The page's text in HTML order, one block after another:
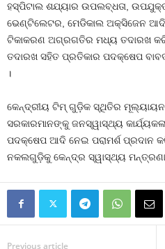
ହସ୍ପିଟାଲ ଶଯ୍ୟାର ଉପଲବ୍ଧତା,
ଭେଣ୍ଟିଲେଟର, ମେଡିକାଲ ଅକ୍ସିଜେନ
ଟିକାକରଣ ଅଗ୍ରଗତିର ମଧ୍ୟ ତଦାରଖ
ତଦାରଖ ସହିତ ପ୍ରତିକାର ପଦକ୍ଷେପ
।
କେନ୍ଦ୍ରୀୟ ଟିମ୍ ଗୁଡ଼ିକ ସ୍ଥିତିର ମୂଲ୍ୟାୟନ
ସରକାରମାନଙ୍କୁ ଜନସ୍ୱାସ୍ଥ୍ୟ
ପଦକ୍ଷେପ ଆଦି ନେଇ ପରାମର୍ଶ ପ୍ରଦାନ
ନକଲଗୁଡ଼ିକୁ କେନ୍ଦ୍ର ସ୍ୱାସ୍ଥ୍ୟ
Previous article